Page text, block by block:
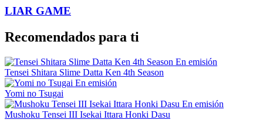
LIAR GAME
Recomendados para ti
En emisión
Tensei Shitara Slime Datta Ken 4th Season
En emisión
Yomi no Tsugai
En emisión
Mushoku Tensei III Isekai Ittara Honki Dasu